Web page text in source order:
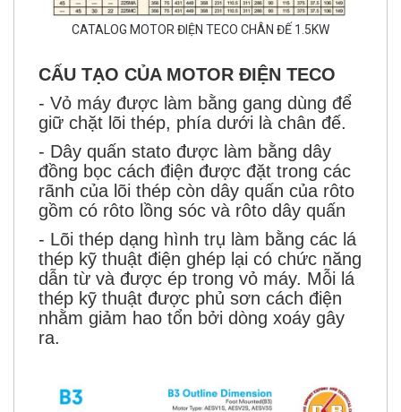
CATALOG MOTOR ĐIỆN TECO CHÂN ĐẾ 1.5KW
CẤU TẠO CỦA MOTOR ĐIỆN TECO
- Vỏ máy được làm bằng gang dùng để
giữ chặt lõi thép, phía dưới là chân đế.
- Dây quấn stato được làm bằng dây
đồng bọc cách điện được đặt trong các
rãnh của lõi thép còn dây quấn của rôto
gồm có rôto lồng sóc và rôto dây quấn
- Lõi thép dạng hình trụ làm bằng các lá
thép kỹ thuật điện ghép lại có chức năng
dẫn từ và được ép trong vỏ máy. Mỗi lá
thép kỹ thuật được phủ sơn cách điện
nhằm giảm hao tổn bởi dòng xoáy gây
ra.